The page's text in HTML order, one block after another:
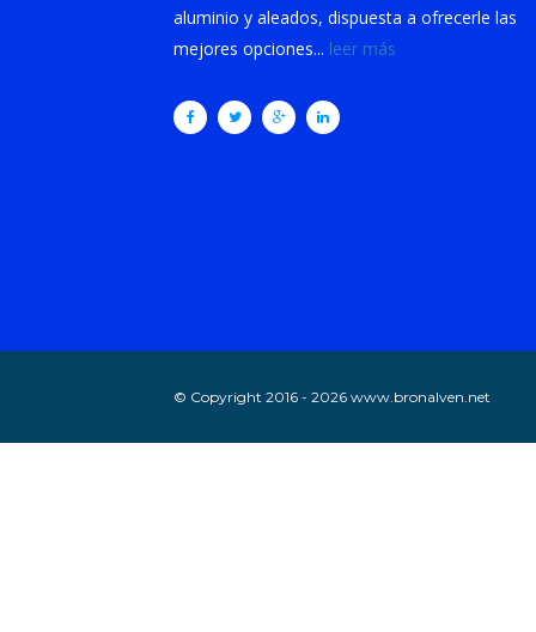
aluminio y aleados, dispuesta a ofrecerle las
mejores opciones... leer más
© Copyright 2016 - 2026 www.bronalven.net